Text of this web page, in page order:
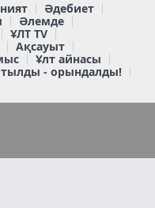
Әдебиет
Әлемде
ҰЛТ TV
Ақсауыт
Ұлт айнасы
- орындалды!